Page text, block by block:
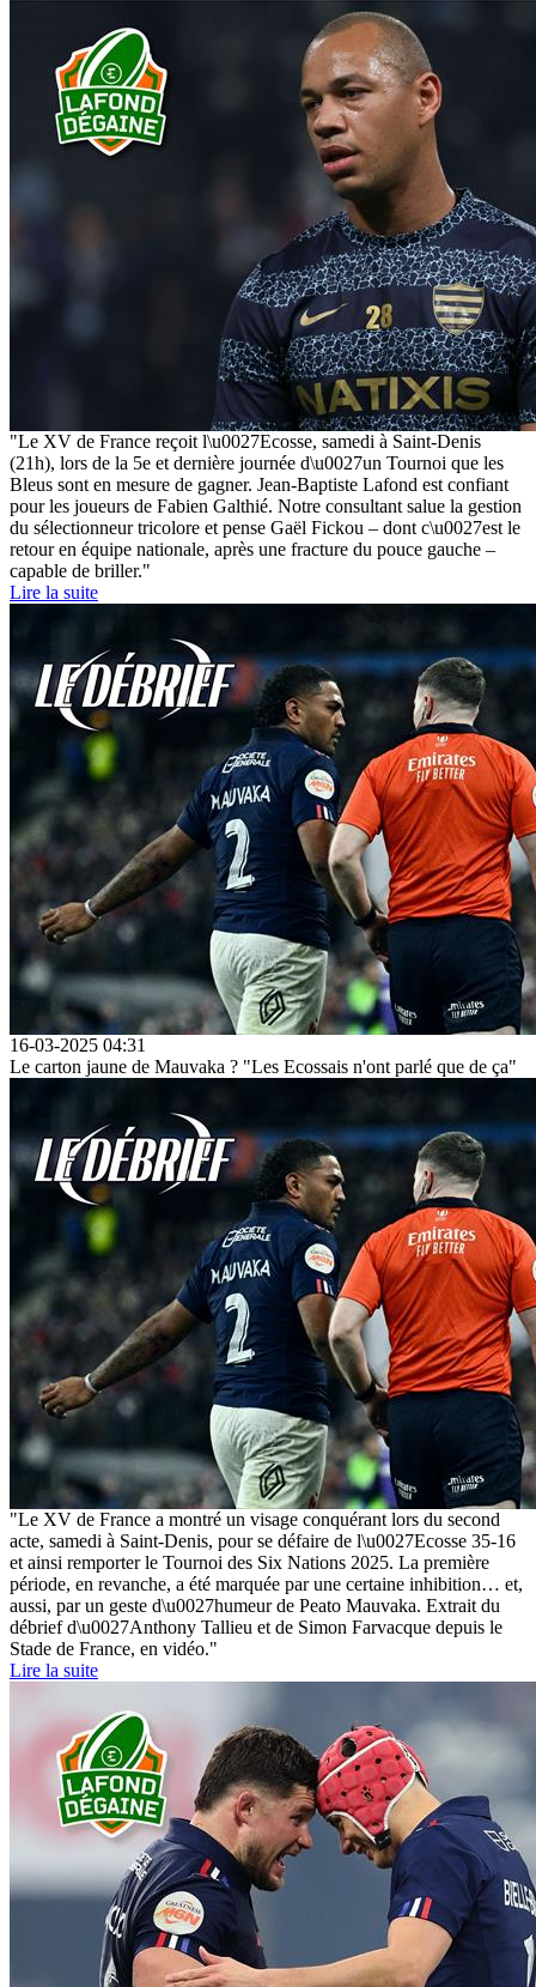
"Le XV de France reçoit l\u0027Ecosse, samedi à Saint-Denis
(21h), lors de la 5e et dernière journée d\u0027un Tournoi que les
Bleus sont en mesure de gagner. Jean-Baptiste Lafond est confiant
pour les joueurs de Fabien Galthié. Notre consultant salue la gestion
du sélectionneur tricolore et pense Gaël Fickou – dont c\u0027est le
retour en équipe nationale, après une fracture du pouce gauche –
capable de briller."
Lire la suite
16-03-2025 04:31
Le carton jaune de Mauvaka ? "Les Ecossais n'ont parlé que de ça"
"Le XV de France a montré un visage conquérant lors du second
acte, samedi à Saint-Denis, pour se défaire de l\u0027Ecosse 35-16
et ainsi remporter le Tournoi des Six Nations 2025. La première
période, en revanche, a été marquée par une certaine inhibition… et,
aussi, par un geste d\u0027humeur de Peato Mauvaka. Extrait du
débrief d\u0027Anthony Tallieu et de Simon Farvacque depuis le
Stade de France, en vidéo."
Lire la suite